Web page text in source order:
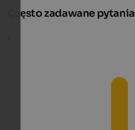
Często zadawane pytania